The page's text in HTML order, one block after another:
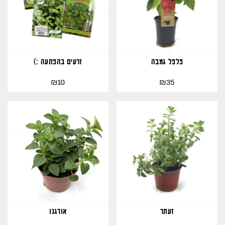
פלפל גמבה
35
₪
זרעים בהפתעה :)
10
₪
זעתר אורגנו